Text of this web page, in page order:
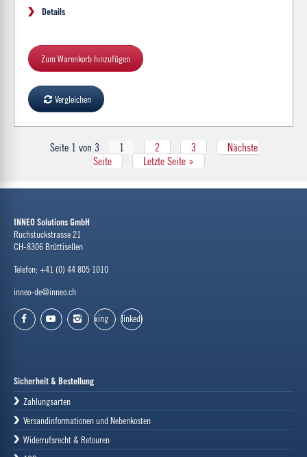
Details
Zum Warenkorb hinzufügen
Vergleichen
Seite 1 von 3 1 2 3
Nächste
Seite
Letzte Seite »
INNEO Solutions GmbH
Ruchstuckstrasse 21
CH-8306 Brüttisellen
Telefon: +41 (0) 44 805 1010
inneo-de@inneo.ch
xing linkedin
Sicherheit & Bestellung
Zahlungsarten
Versandinformationen und Nebenkosten
Widerrufsrecht & Retouren